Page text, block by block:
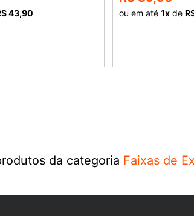
43,90 ou em até1x de
da categoria Faixas de